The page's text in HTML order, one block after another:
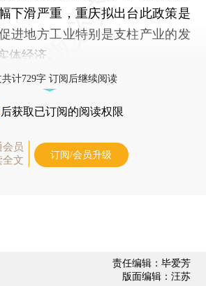
下滑严重，重庆拟出台此政策是
进地方工业特别是支柱产业的发
体经济。
计729字 订阅后继续阅读
后获取已订阅的阅读权限
会员
全文
订阅/会员升级
责任编辑：毕爱芳
版面编辑：汪苏